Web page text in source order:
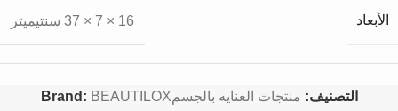
الأبعاد 16 × 7 × 37 سنتيميتر
التصنيف: منتجات العنايه بالجسم Brand: BEAUTILOX